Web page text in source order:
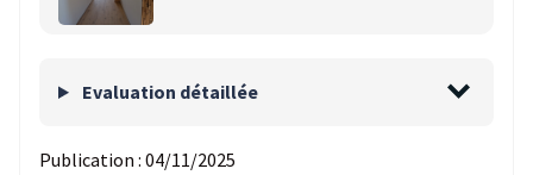
Evaluation détaillée
Publication : 04/11/2025